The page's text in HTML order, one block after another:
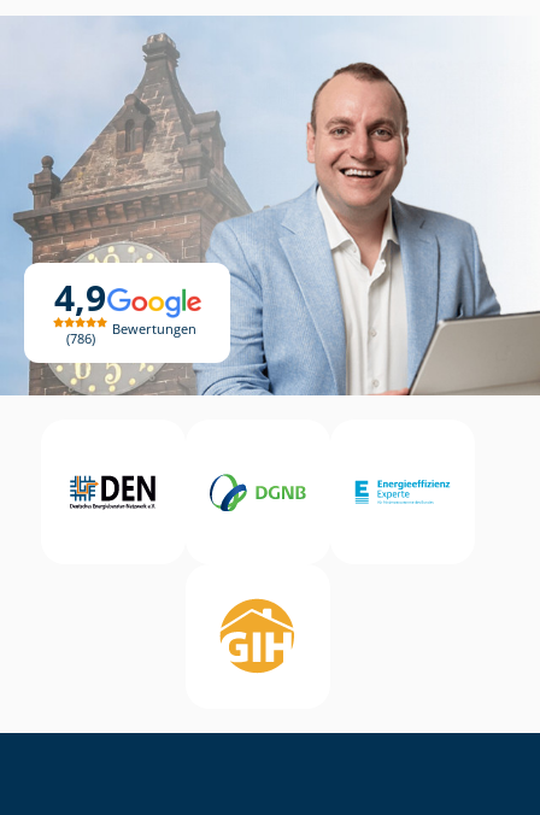
4,9
786
Bewertungen